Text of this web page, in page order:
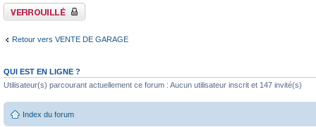
Sujet verrouillé
Retour vers VENTE DE GARAGE
QUI EST EN LIGNE ?
Utilisateur(s) parcourant actuellement ce forum : Aucun utilisateur inscrit et 147 invité(s)
Index du forum